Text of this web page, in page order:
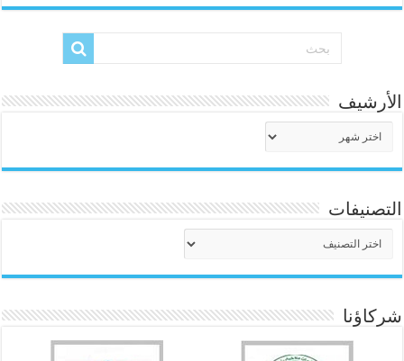
الأرشيف
التصنيفات
شركاؤنا